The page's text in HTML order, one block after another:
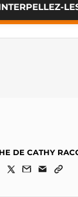
DE CATHY